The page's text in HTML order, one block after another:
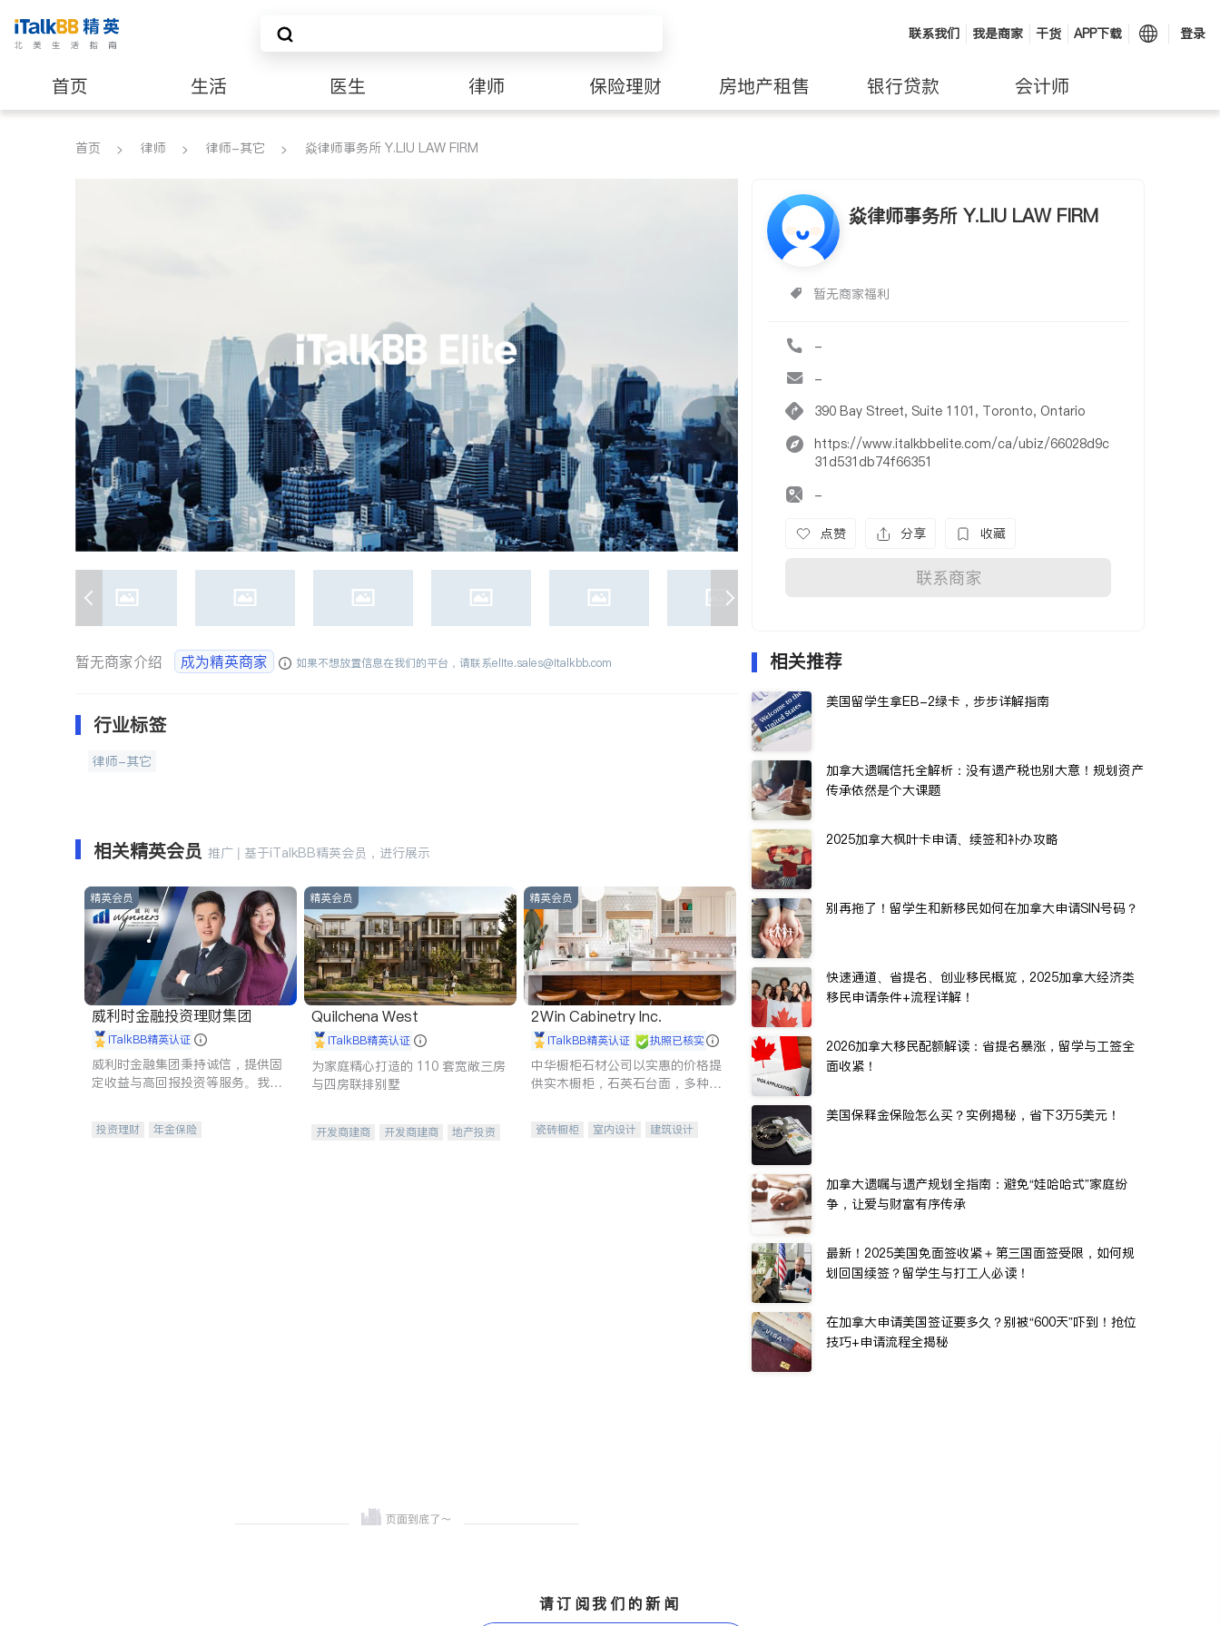
联系我们 我是商家 干货 APP下载 登录
首页 生活 医生 律师 保险理财 房地产租售 银行贷款 会计师
建筑装修
首页 律师 律师-其它 焱律师事务所 Y.LIU LAW FIRM
焱律师事务所 Y.LIU LAW FIRM
暂无商家福利
-
-
390 Bay Street, Suite 1101, Toronto, Ontario
https://www.italkbbelite.com/ca/ubiz/66028d9c
31d531db74f66351
-
点赞 分享 收藏
联系商家
暂无商家介绍 成为精英商家 如果不想放置信息在我们的平台，请联系elite.sales@italkbb.com
行业标签
律师-其它
相关精英会员 推广 | 基于iTalkBB精英会员，进行展示
精英会员
威利时金融投资理财集团
iTalkBB精英认证
威利时金融集团秉持诚信，提供固
定收益与高回报投资等服务。我们
元化组合，助力客户实现目标
投资理财
年金保险
精英会员
Quilchena West
iTalkBB精英认证
为家庭精心打造的 110 套宽敞三房
与四房联排别墅
开发商建商 开发商建商 地产投资
精英会员
2Win Cabinetry Inc.
iTalkBB精英认证 执照已核实
中华橱柜石材公司以实惠的价格提
供实木橱柜，石英石台面，多种优
机。品质厨房，家的选择。
瓷砖橱柜 室内设计
建筑设计
相关推荐
美国留学生拿EB-2绿卡，步步详解指南
加拿大遗嘱信托全解析：没有遗产税也别大意！规划资产
传承依然是个大课题
2025加拿大枫叶卡申请、续签和补办攻略
别再拖了！留学生和新移民如何在加拿大申请SIN号码？
快速通道、省提名、创业移民概览，2025加拿大经济类
移民申请条件+流程详解！
2026加拿大移民配额解读：省提名暴涨，留学与工签全
面收紧！
美国保释金保险怎么买？实例揭秘，省下3万5美元！
加拿大遗嘱与遗产规划全指南：避免“娃哈哈式”家庭纷
争，让爱与财富有序传承
最新！2025美国免面签收紧＋第三国面签受限，如何规
划回国续签？留学生与打工人必读！
在加拿大申请美国签证要多久？别被“600天”吓到！抢位
技巧+申请流程全揭秘
请订阅我们的新闻